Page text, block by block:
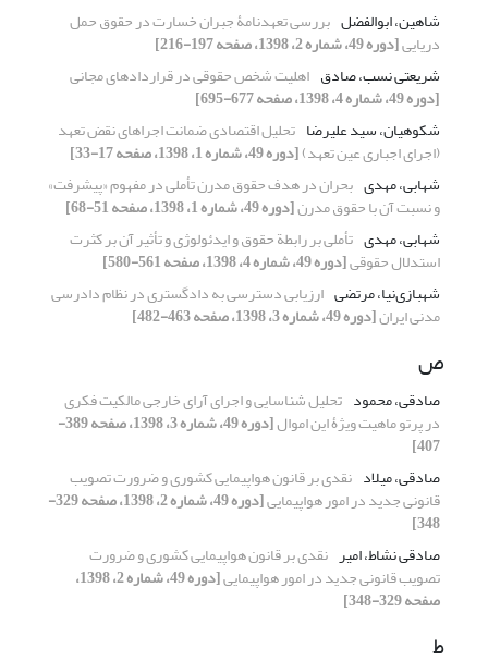
شاهین، ابوالفضل بررسی تعهدنامۀ جبران خسارت در حقوق حمل
دریایی[دوره 49، شماره 2، 1398، صفحه 197-216]
شریعتی نسب، صادق اهلیت شخص حقوقی در قراردادهای مجانی
[دوره 49، شماره 4، 1398، صفحه 677-695]
شکوهیان، سید علیرضا تحلیل اقتصادی ضمانت اجراهای نقض تعهد
(اجرای اجباری عین تعهد)[دوره 49، شماره 1، 1398، صفحه 17-33]
شهابی، مهدی بحران در هدف حقوق مدرن تأملی در مفهوم «پیشرفت»
و نسبت آن با حقوق مدرن[دوره 49، شماره 1، 1398، صفحه 51-68]
شهابی، مهدی تأملی بر رابطة حقوق و ایدئولوژی و تأثیر آن بر کثرت
استدلال حقوقی[دوره 49، شماره 4، 1398، صفحه 561-580]
شهبازی‌نیا، مرتضی ارزیابی دسترسی به دادگستری در نظام دادرسی
مدنی ایران[دوره 49، شماره 3، 1398، صفحه 463-482]
ص
صادقی، محمود تحلیل شناسایی و اجرای آرای خارجی مالکیت فکری
در پرتو ماهیت ویژۀ این اموال [دوره 49، شماره 3، 1398، صفحه 389-
407]
صادقی، میلاد نقدی بر قانون هواپیمایی کشوری و ضرورت تصویب
قانونی جدید در امور هواپیمایی [دوره 49، شماره 2، 1398، صفحه 329-
348]
صادقی نشاط، امیر نقدی بر قانون هواپیمایی کشوری و ضرورت
تصویب قانونی جدید در امور هواپیمایی [دوره 49، شماره 2، 1398،
صفحه 329-348]
ط